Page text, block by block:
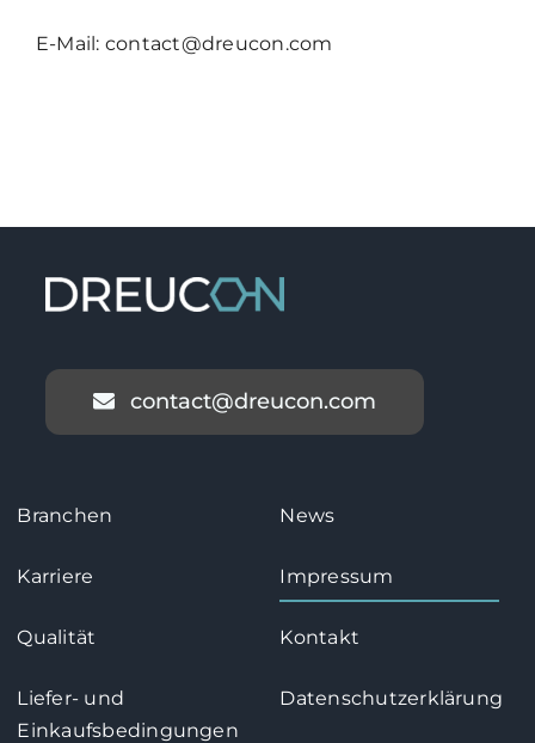
E-Mail: contact@dreucon.com
contact@dreucon.com
Branchen
Karriere
Qualität
Liefer- und
Einkaufsbedingungen
News
Impressum
Kontakt
Datenschutzerklärung